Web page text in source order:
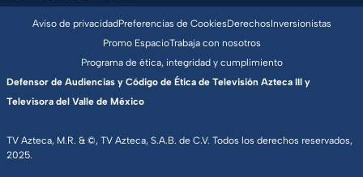
TV Azteca, M.R. & ©, TV Azteca, S.A.B. de C.V. Todos los derechos reservados,
2025.
Aviso de privacidadPreferencias de CookiesDerechosInversionistas
Promo EspacioTrabaja con nosotros
Programa de ética, integridad y cumplimiento
Defensor de Audiencias y Código de Ética de Televisión Azteca III y
Televisora del Valle de México